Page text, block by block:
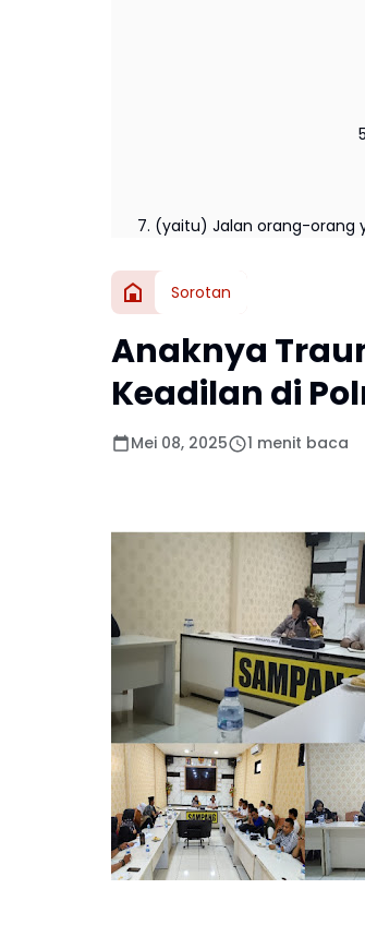
7. (yaitu) Jalan orang-orang
Sorotan
Anaknya
Keadilan di
Mei 08, 2025 1 menit baca